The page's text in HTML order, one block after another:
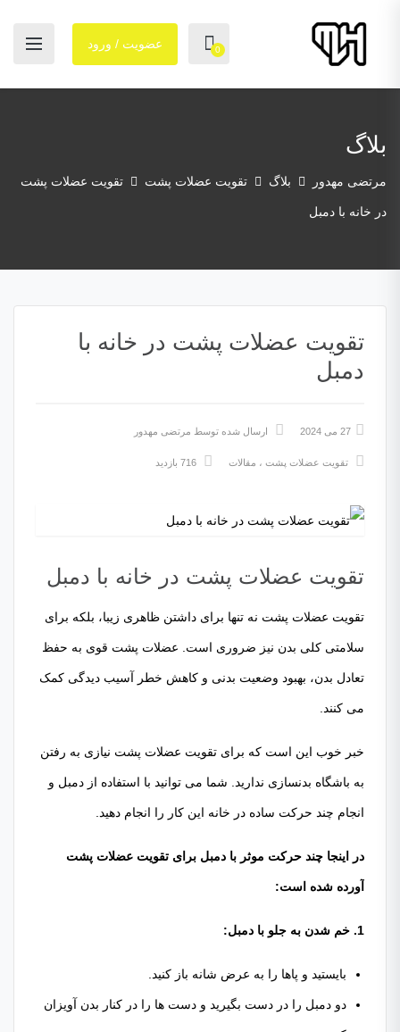
0 عضویت / ورود
بلاگ
مرتضی مهدور بلاگ تقویت عضلات پشت تقویت عضلات پشت
در خانه با دمبل
تقویت عضلات پشت در خانه با
دمبل
27 می 2024 ارسال شده توسط مرتضی مهدور
تقویت عضلات پشت ، مقالات
تقویت عضلات پشت در خانه با دمبل
تقویت عضلات پشت نه تنها برای داشتن ظاهری زیبا، بلکه برای
سلامتی کلی بدن نیز ضروری است. عضلات پشت قوی به حفظ
تعادل بدن، بهبود وضعیت بدنی و کاهش خطر آسیب دیدگی کمک
می کنند.
خبر خوب این است که برای تقویت عضلات پشت نیازی به رفتن
به باشگاه بدنسازی ندارید. شما می توانید با استفاده از دمبل و
انجام چند حرکت ساده در خانه این کار را انجام دهید.
در اینجا چند حرکت موثر با دمبل برای تقویت عضلات پشت
آورده شده است:
1. خم شدن به جلو با دمبل:
بایستید و پاها را به عرض شانه باز کنید.
دو دمبل را در دست بگیرید و دست ها را در کنار بدن آویزان